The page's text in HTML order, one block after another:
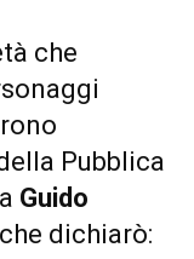
che
Pubblica
Guido
dichiarò: